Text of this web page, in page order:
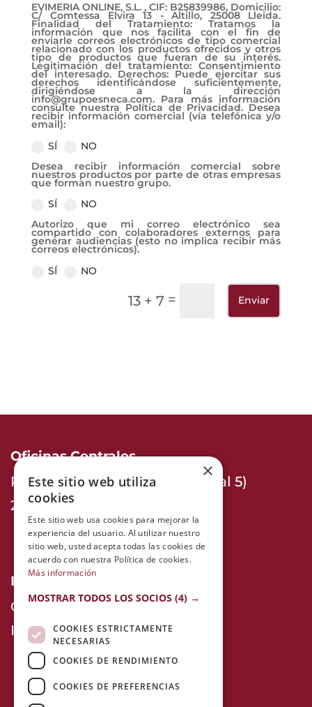
EVIMERIA ONLINE, S.L. , CIF: B25839986, Domicilio:
C/ Comtessa Elvira 13 - Altillo, 25008 Lleida.
Finalidad del Tratamiento: Tratamos la
información que nos facilita con el fin de
enviarle correos electrónicos de tipo comercial
relacionado con los productos ofrecidos y otros
tipo de productos que fueran de su interés.
Legitimación del tratamiento: Consentimiento
del interesado. Derechos: Puede ejercitar sus
derechos identificándose suficientemente,
dirigiéndose a la dirección
info@grupoesneca.com. Para más información
consulte nuestra Política de Privacidad. Desea
recibir información comercial (vía telefónica y/o
email):
SÍ
NO
Desea recibir información comercial sobre
nuestros productos por parte de otras empresas
que forman nuestro grupo.
SÍ
NO
Autorizo que mi correo electrónico sea
compartido con colaboradores externos para
generar audiencias (esto no implica recibir más
correos electrónicos).
SÍ
NO
13 + 7 = Enviar
Oficinas Centrales
Prat de la Riba 22, altillo 3 (local 5)
25004, Lleida. España
Información
Contacta con nosotros
Información Legal
×
Este sitio web utiliza
cookies
Este sitio web usa cookies para mejorar la
experiencia del usuario. Al utilizar nuestro
sitio web, usted acepta todas las cookies de
acuerdo con nuestra Política de cookies.
Más información
MOSTRAR TODOS LOS SOCIOS (4) →
COOKIES ESTRICTAMENTE
NECESARIAS
COOKIES DE RENDIMIENTO
COOKIES DE PREFERENCIAS